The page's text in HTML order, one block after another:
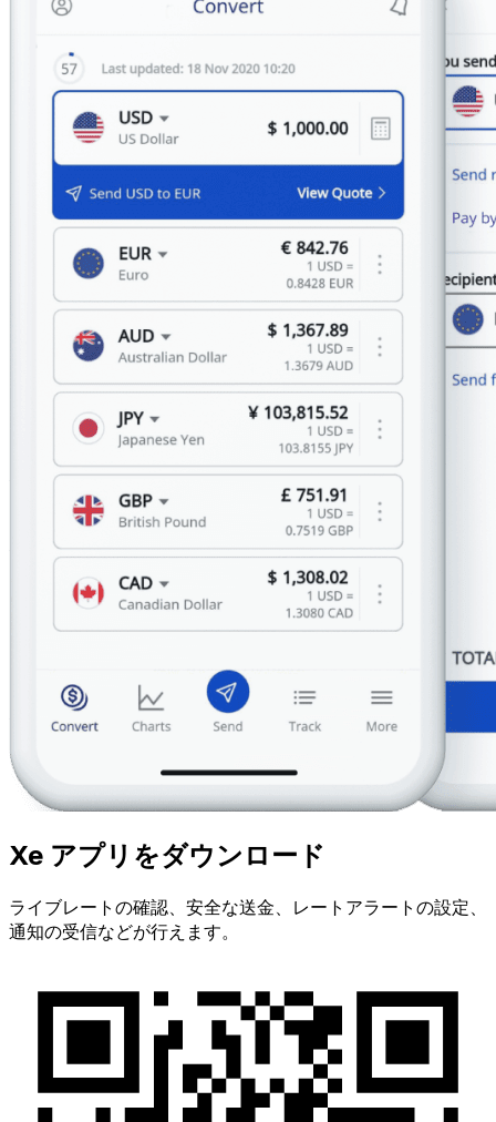
Xe アプリをダウンロード
ライブレートの確認、安全な送金、レートアラートの設定、
通知の受信などが行えます。